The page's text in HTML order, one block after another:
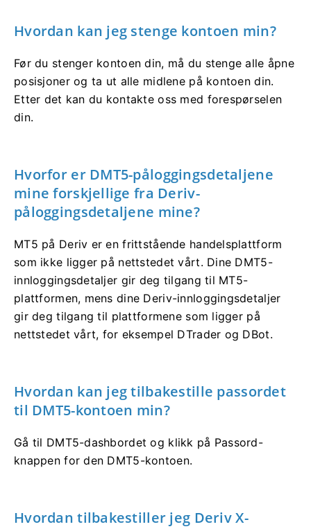
Hvordan kan jeg stenge kontoen min?
Før du stenger kontoen din, må du stenge alle åpne
posisjoner og ta ut alle midlene på kontoen din.
Etter det kan du kontakte oss med forespørselen
din.
Hvorfor er DMT5-påloggingsdetaljene
mine forskjellige fra Deriv-
påloggingsdetaljene mine?
MT5 på Deriv er en frittstående handelsplattform
som ikke ligger på nettstedet vårt. Dine DMT5-
innloggingsdetaljer gir deg tilgang til MT5-
plattformen, mens dine Deriv-innloggingsdetaljer
gir deg tilgang til plattformene som ligger på
nettstedet vårt, for eksempel DTrader og DBot.
Hvordan kan jeg tilbakestille passordet
til DMT5-kontoen min?
Gå til DMT5-dashbordet og klikk på Passord-
knappen for den DMT5-kontoen.
Hvordan tilbakestiller jeg Deriv X-